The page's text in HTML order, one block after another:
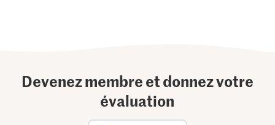
Devenez membre et donnez votre
évaluation